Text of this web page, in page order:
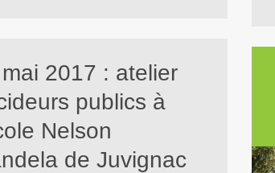
2017 : atelier
publics à
Nelson
de Juvignac